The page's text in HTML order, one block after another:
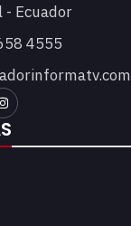
- Ecuador
4555